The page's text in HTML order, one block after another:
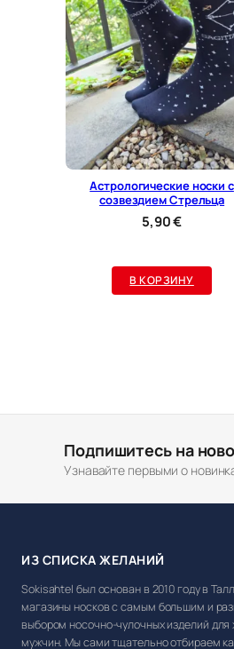
Астрологические носки с
созвездием Стрельца
5,90€
В КОРЗИНУ
Подпишитесь на
Узнавайте первыми о
ИЗ СПИСКА ЖЕЛАНИЙ
Sokisahtel был основан в 2010 году в
магазины носков с самым большим и
выбором носочно-чулочных изделий
мужчин. Мы сами тщательно отбираем